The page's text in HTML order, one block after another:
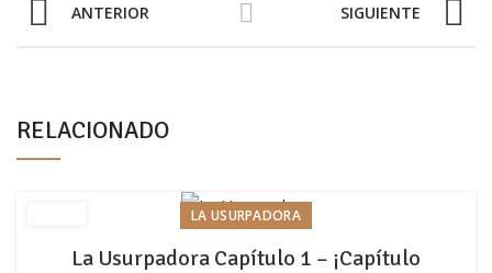
ANTERIOR SIGUIENTE
RELACIONADO
LA USURPADORA
La Usurpadora Capítulo 1 – ¡Capítulo